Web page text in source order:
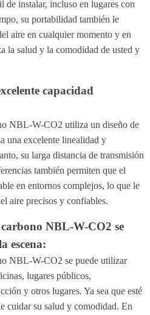
de instalar, incluso en lugares con
su portabilidad también le
aire en cualquier momento y en
la salud y la comodidad de usted y
capacidad
NBL-W-CO2 utiliza un diseño de
una excelente linealidad y
su larga distancia de transmisión
también permiten que el
en entornos complejos, lo que le
aire precisos y confiables.
NBL-W-CO2 se
escena:
NBL-W-CO2 se puede utilizar
lugares públicos,
y otros lugares. Ya sea que esté
cuidar su salud y comodidad. En